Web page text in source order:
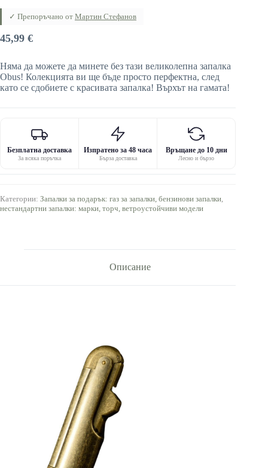
✓ Препоръчано от Мартин Стефанов
45,99 €
Няма да можете да минете без тази великолепна запалка
Obus! Колекцията ви ще бъде просто перфектна, след
като се сдобиете с красивата запалка! Върхът на гамата!
Безплатна доставка
За всяка поръчка
Изпратено за 48 часа
Бърза доставка
Връщане до 10 дни
Лесно и бързо
Категории: Запалки за подарък: газ за запалки, бензинови запалки
нестандартни запалки: марки, торч, ветроустойчиви модели
Описание